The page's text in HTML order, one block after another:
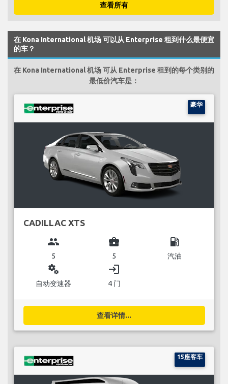
查看所有
在 Kona International 机场 可以从 Enterprise 租到什么最便宜
的车？
在 Kona International 机场 可从 Enterprise 租到的每个类别的
最低价汽车是：
豪华
CADILLAC XTS
group
5
business_center
5
local_gas_station
汽油
miscellaneous_services
自动变速器
login
4 门
查看详情...
15座客车